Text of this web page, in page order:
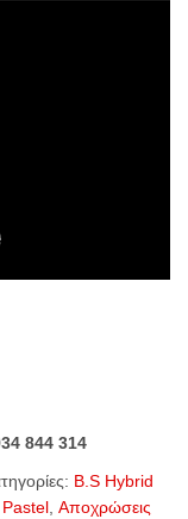
844 314
B.S Hybrid
Αποχρώσεις